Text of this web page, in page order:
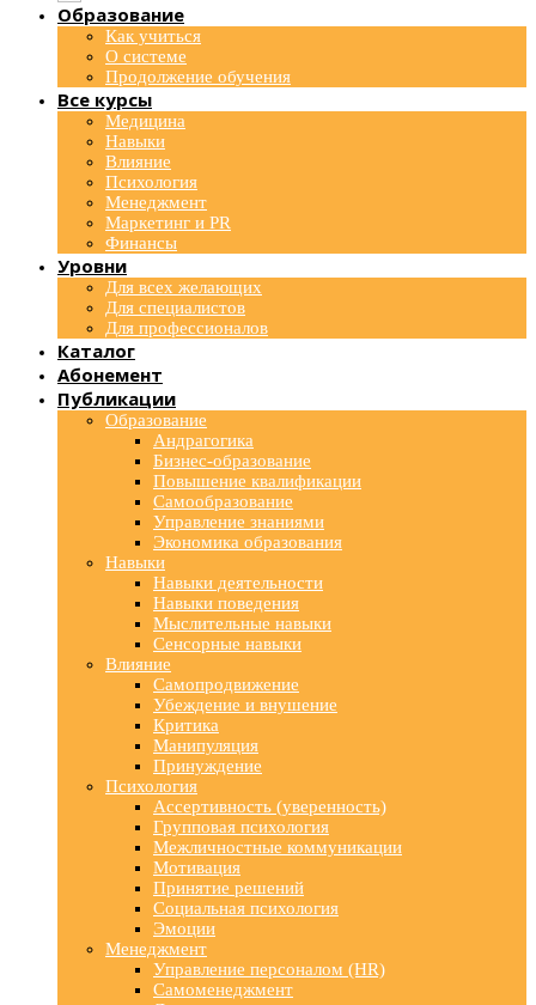
Образование
Как учиться
О системе
Продолжение обучения
Все курсы
Медицина
Навыки
Влияние
Психология
Менеджмент
Маркетинг и PR
Финансы
Уровни
Для всех желающих
Для специалистов
Для профессионалов
Каталог
Абонемент
Публикации
Образование
Андрагогика
Бизнес-образование
Повышение квалификации
Самообразование
Управление знаниями
Экономика образования
Навыки
Навыки деятельности
Навыки поведения
Мыслительные навыки
Сенсорные навыки
Влияние
Самопродвижение
Убеждение и внушение
Критика
Манипуляция
Принуждение
Психология
Ассертивность (уверенность)
Групповая психология
Межличностные коммуникации
Мотивация
Принятие решений
Социальная психология
Эмоции
Менеджмент
Управление персоналом (HR)
Самоменеджмент